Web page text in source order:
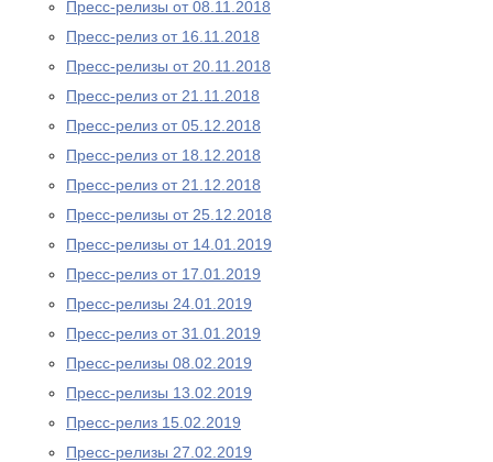
Пресс-релизы от 08.11.2018
Пресс-релиз от 16.11.2018
Пресс-релизы от 20.11.2018
Пресс-релиз от 21.11.2018
Пресс-релиз от 05.12.2018
Пресс-релиз от 18.12.2018
Пресс-релиз от 21.12.2018
Пресс-релизы от 25.12.2018
Пресс-релизы от 14.01.2019
Пресс-релиз от 17.01.2019
Пресс-релизы 24.01.2019
Пресс-релиз от 31.01.2019
Пресс-релизы 08.02.2019
Пресс-релизы 13.02.2019
Пресс-релиз 15.02.2019
Пресс-релизы 27.02.2019